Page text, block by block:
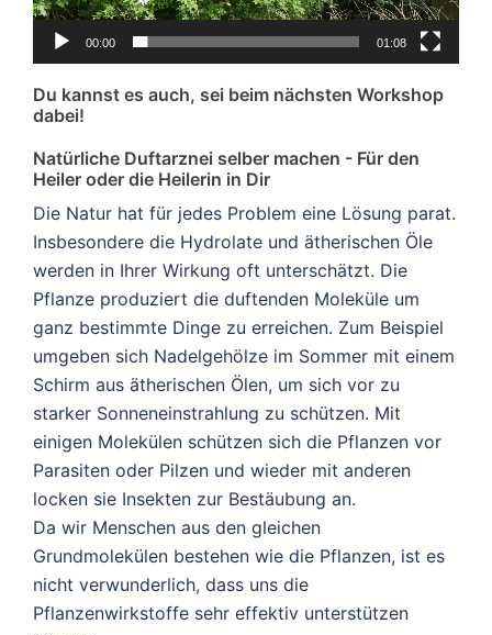
00:00 01:08
Du kannst es auch, sei beim nächsten Workshop
dabei!
Natürliche Duftarznei selber machen - Für den
Heiler oder die Heilerin in Dir
Die Natur hat für jedes Problem eine Lösung parat.
Insbesondere die Hydrolate und ätherischen Öle
werden in Ihrer Wirkung oft unterschätzt. Die
Pflanze produziert die duftenden Moleküle um
ganz bestimmte Dinge zu erreichen. Zum Beispiel
umgeben sich Nadelgehölze im Sommer mit einem
Schirm aus ätherischen Ölen, um sich vor zu
starker Sonneneinstrahlung zu schützen. Mit
einigen Molekülen schützen sich die Pflanzen vor
Parasiten oder Pilzen und wieder mit anderen
locken sie Insekten zur Bestäubung an.
Da wir Menschen aus den gleichen
Grundmolekülen bestehen wie die Pflanzen, ist es
nicht verwunderlich, dass uns die
Pflanzenwirkstoffe sehr effektiv unterstützen